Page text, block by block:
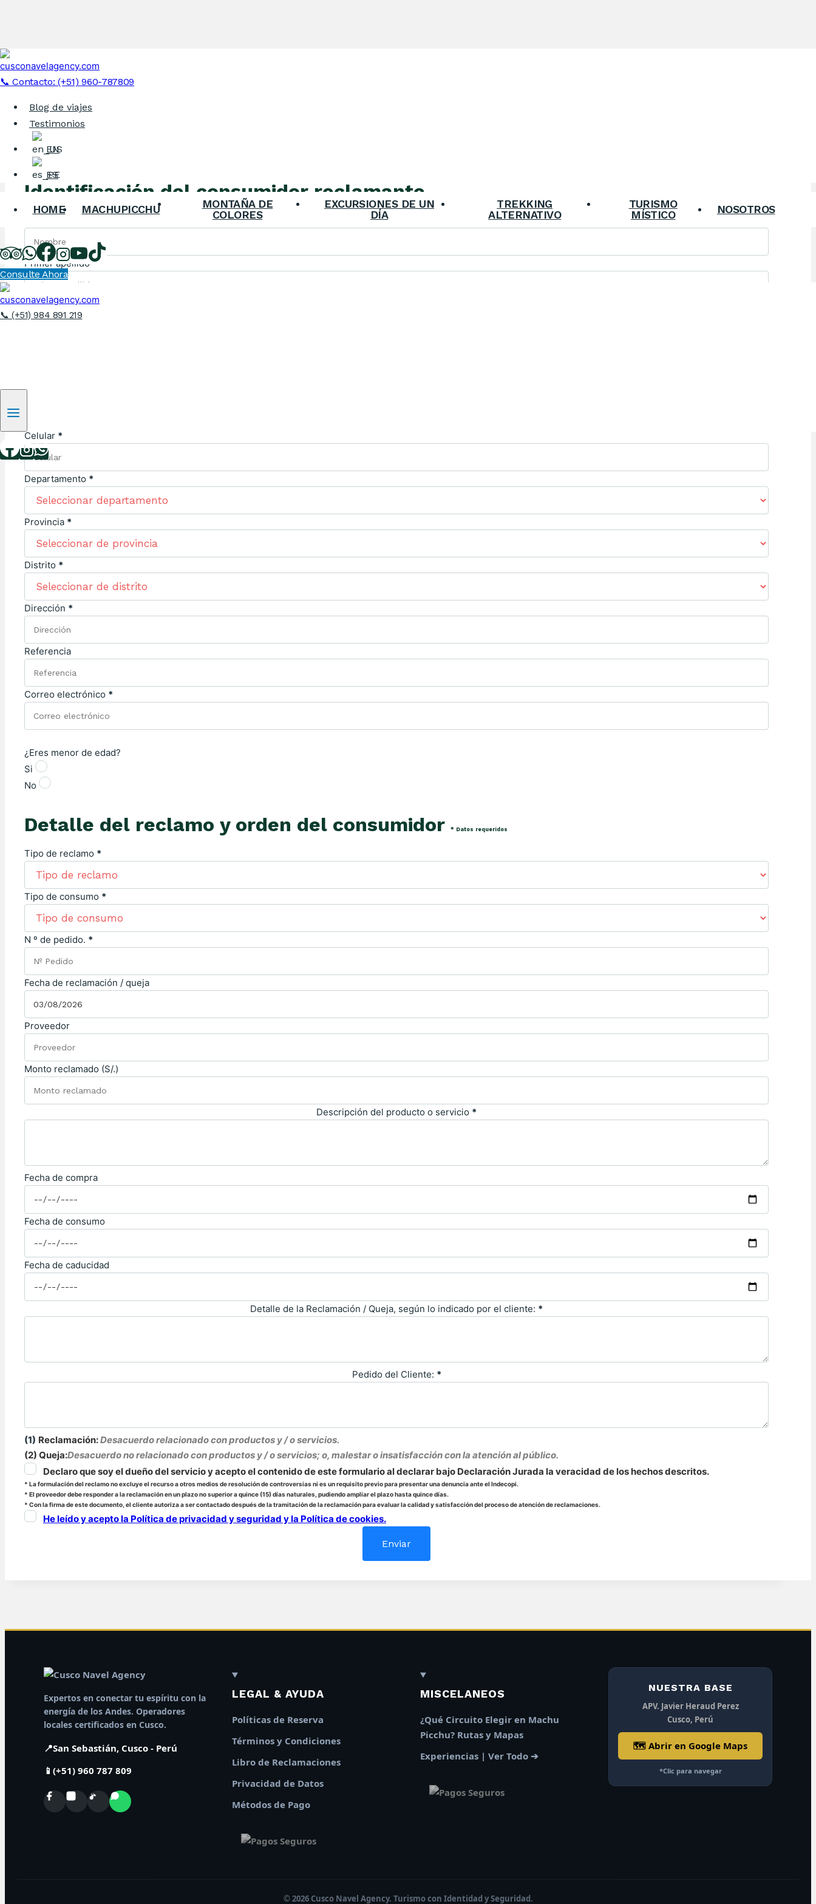
Skip
to
content
📞 Contacto: (+51) 960-787809
Blog de viajes
Testimonios
EN
ES
HOME MACHUPICCHU
MONTAÑA DE
COLORES
EXCURSIONES DE UN
DÍA
TREKKING
ALTERNATIVO
TURISMO
MÍSTICO
NOSOTROS
Consulte Ahora
📞 (+51) 984 891 219
LIBRO DE RECLAMACIONES
Inicio
Libro de reclamaciones
Identificación del consumidor reclamante
Primer apellido*
Segundo apellido
Número de documentación
Celular *
Departamento *
Provincia *
Distrito *
Dirección *
Referencia
Correo electrónico *
¿Eres menor de edad?
Si
No
Detalle del reclamo y orden del consumidor * Datos requeridos
Tipo de reclamo *
Tipo de consumo *
N º de pedido. *
Fecha de reclamación / queja
Proveedor
Monto reclamado (S/.)
Descripción del producto o servicio *
Fecha de compra
Fecha de consumo
Fecha de caducidad
Detalle de la Reclamación / Queja, según lo indicado por el cliente: *
Pedido del Cliente: *
(1) Reclamación:Desacuerdo relacionado con productos y / o servicios.
(2) Queja:Desacuerdo no relacionado con productos y / o servicios; o, malestar o insatisfacción con la atención al público.
Declaro que soy el dueño del servicio y acepto el contenido de este formulario al declarar bajo Declaración Jurada la veracidad de los hechos descritos.
* La formulación del reclamo no excluye el recurso a otros medios de resolución de controversias ni es un requisito previo para presentar una denuncia ante el Indecopi.
* El proveedor debe responder a la reclamación en un plazo no superior a quince (15) días naturales, pudiendo ampliar el plazo hasta quince días.
* Con la firma de este documento, el cliente autoriza a ser contactado después de la tramitación de la reclamación para evaluar la calidad y satisfacción del proceso de atención de reclamaciones.
He leído y acepto la Política de privacidad y seguridad y la Política de cookies.
Expertos en conectar tu espíritu con la
energía de los Andes. Operadores
locales certificados en Cusco.
📍San Sebastián, Cusco - Perú
📱 (+51) 960 787 809
LEGAL & AYUDA
Políticas de Reserva
Términos y Condiciones
Libro de Reclamaciones
Privacidad de Datos
Métodos de Pago
MISCELANEOS
¿Qué Circuito Elegir en Machu
Picchu? Rutas y Mapas
Experiencias | Ver Todo ➔
NUESTRA BASE
APV. Javier Heraud Perez
Cusco, Perú
🗺️ Abrir en Google Maps
*Clic para navegar
© 2026 Cusco Navel Agency. Turismo con Identidad y Seguridad.